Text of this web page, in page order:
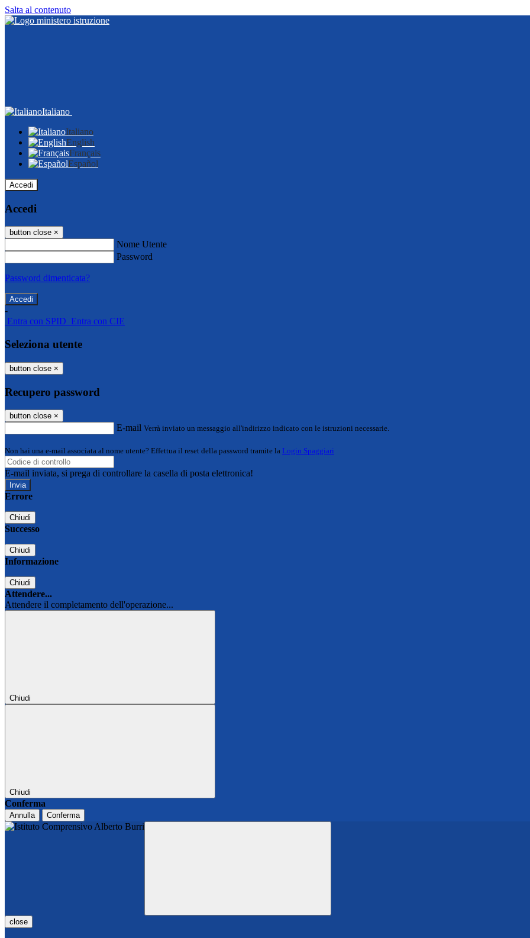
Salta al contenuto
Italiano
Italiano
English
Français
Español
Accedi
Accedi
button close ×
Nome Utente
Password
Password dimenticata?
-
Entra con SPID Entra con CIE
Seleziona utente
button close ×
Recupero password
button close ×
E-mail Verrà inviato un messaggio all'indirizzo indicato con le istruzioni necessarie.
Non hai una e-mail associata al nome utente? Effettua il reset della password tramite la Login Spaggiari
E-mail inviata, si prega di controllare la casella di posta elettronica!
Errore
Chiudi
Successo
Chiudi
Informazione
Chiudi
Attendere...
Attendere il completamento dell'operazione...
Chiudi
Chiudi
Conferma
Annulla Conferma
close